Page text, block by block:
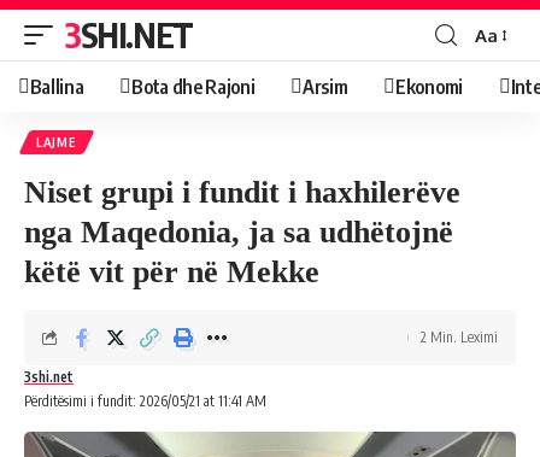
3SHI.NET Aa
Ballina Bota dhe Rajoni Arsim Ekonomi
LAJME
Niset grupi i fundit i haxhilerëve
nga Maqedonia, ja sa udhëtojnë
këtë vit për në Mekke
Përditësimi i fundit: 2026/05/21 at 11:41 AM
3shi.net
2 Min. Leximi